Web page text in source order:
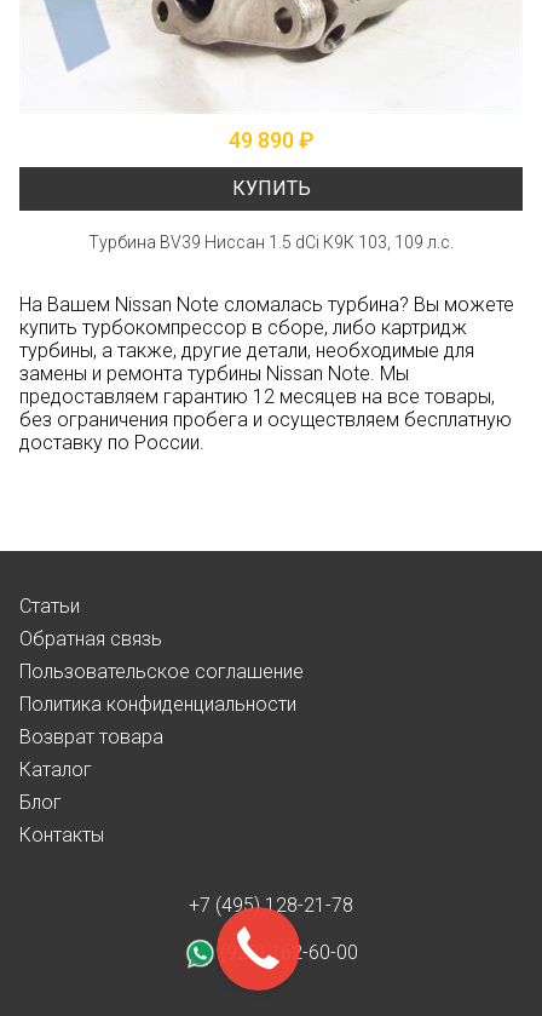
49 890 ₽
КУПИТЬ
Турбина BV39 Ниссан 1.5 dCi К9К 103, 109 л.с.
На Вашем Nissan Note сломалась турбина? Вы можете
купить турбокомпрессор в сборе, либо картридж
турбины, а также, другие детали, необходимые для
замены и ремонта турбины Nissan Note. Мы
предоставляем гарантию 12 месяцев на все товары,
без ограничения пробега и осуществляем бесплатную
доставку по России.
Статьи
Обратная связь
Пользовательское соглашение
Политика конфиденциальности
Возврат товара
Каталог
Блог
Контакты
+7 (495) 128-21-78
(922) 162-60-00